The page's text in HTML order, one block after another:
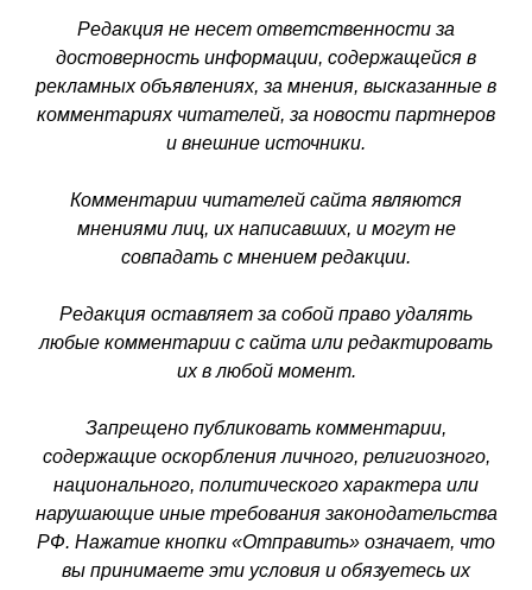
Редакция не несет ответственности за
достоверность информации, содержащейся в
рекламных объявлениях, за мнения, высказанные в
комментариях читателей, за новости партнеров
и внешние источники.
Комментарии читателей сайта являются
мнениями лиц, их написавших, и могут не
совпадать с мнением редакции.
Редакция оставляет за собой право удалять
любые комментарии с сайта или редактировать
их в любой момент.
Запрещено публиковать комментарии,
содержащие оскорбления личного, религиозного,
национального, политического характера или
нарушающие иные требования законодательства
РФ. Нажатие кнопки «Отправить» означает, что
вы принимаете эти условия и обязуетесь их